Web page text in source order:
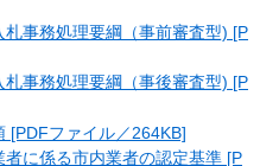
事務処理要綱（事前審査型) [P
事務処理要綱（事後審査型) [P
[PDFファイル／264KB]
に係る市内業者の認定基準 [P